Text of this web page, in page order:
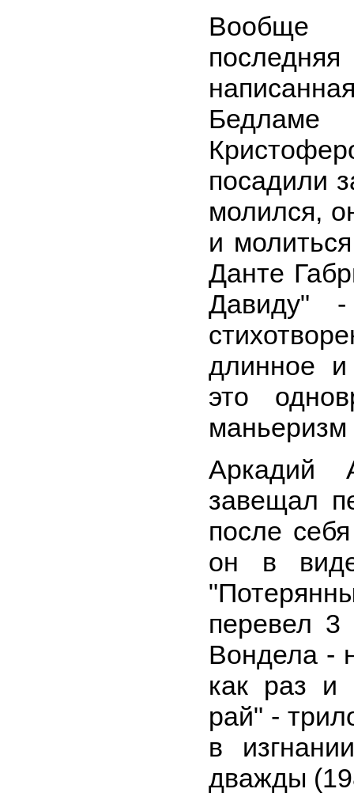
Вообще
Бедламе
посадили
молился,
и
Данте
Давиду" -
длинное и
это
маньеризм
Аркадий
завещал
после
он в
перевел
Вондела -
как раз и
рай" -
в
дважды